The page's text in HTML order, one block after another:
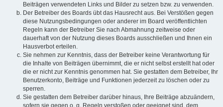
Beiträgen verwendeten Links und Bilder zu setzen bzw. zu verwenden.
Der Betreiber des Boards übt das Hausrecht aus. Bei Verstößen gegen
diese Nutzungsbedingungen oder anderer im Board veröffentlichten
Regeln kann der Betreiber Sie nach Abmahnung zeitweise oder
dauerhaft von der Nutzung dieses Boards ausschließen und Ihnen ein
Hausverbot erteilen.
Sie nehmen zur Kenntnis, dass der Betreiber keine Verantwortung für
die Inhalte von Beiträgen übernimmt, die er nicht selbst erstellt hat oder
die er nicht zur Kenntnis genommen hat. Sie gestatten dem Betreiber, Ihr
Benutzerkonto, Beiträge und Funktionen jederzeit zu löschen oder zu
sperren.
Sie gestatten dem Betreiber darüber hinaus, Ihre Beiträge abzuändern,
sofern sie gegen o. g. Regeln verstoßen oder geeignet sind, dem